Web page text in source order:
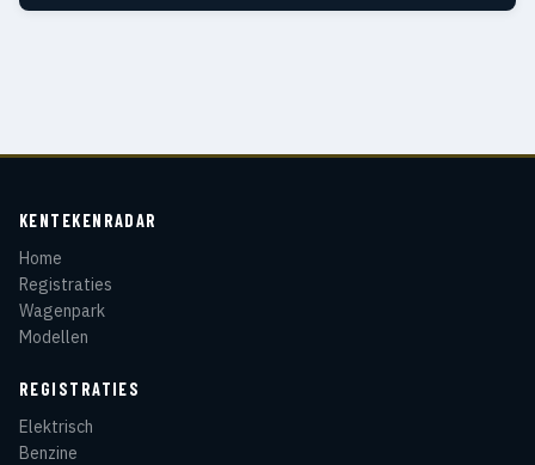
KENTEKENRADAR
Home
Registraties
Wagenpark
Modellen
REGISTRATIES
Elektrisch
Benzine